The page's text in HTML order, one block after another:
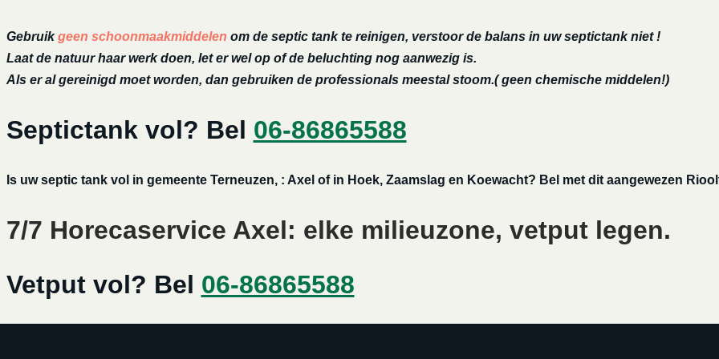
Gebruikgeen schoonmaakmiddelen om de septic tank te reinigen, verstoor de balans in uw septictank niet !
Laat de natuur haar werk doen, let er wel op of de beluchting nog aanwezig is.
Als er al gereinigd moet worden, dan gebruiken de professionals meestal stoom.( geen chemische middelen!)
Septictank vol? Bel 06-86865588
Is uw septic tank vol in gemeente Terneuzen, : Axel of in Hoek, Zaamslag en Koewacht? Bel met dit aangewezen
7/7 Horecaservice Axel: elke milieuzone, vetput legen.
Vetput vol? Bel 06-86865588